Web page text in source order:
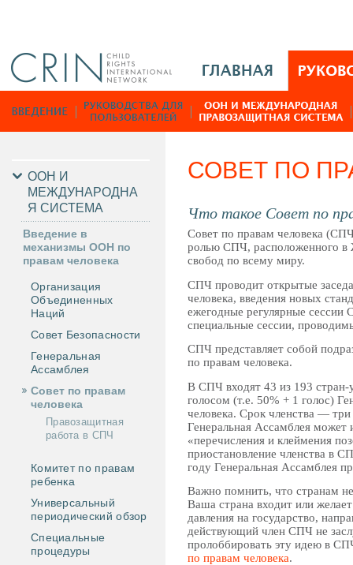
n
M
n
R
u
СОВЕТ ПО
Что такое Совет по
Совет по правам человека
ролью СПЧ, расположенного в
свобод по всему миру.
СПЧ проводит открытые
человека, введения новых
ежегодные регулярные
специальные сессии,
СПЧ представляет собой
по правам человека.
В СПЧ входят 43 из 193
голосом (т.е. 50% + 1 голос)
человека. Срок членства —
Генеральная Ассамблея может
«перечисления и клеймения
приостановление членства в
году Генеральная Ассамблея
Важно помнить, что странам
Ваша страна входит или
давления на государство,
действующий член СПЧ не
пролоббировать эту идею в
по правам человека.
ООН И
МЕЖДУНАРОДНА
Я СИСТЕМА
Введение в
механизмы ООН по
правам человека
Организация
Объединенных
Наций
Совет Безопасности
Генеральная
Ассамблея
Совет по правам
человека
Правозащитная
работа в СПЧ
Комитет по правам
ребенка
Универсальный
периодический обзор
Специальные
процедуры